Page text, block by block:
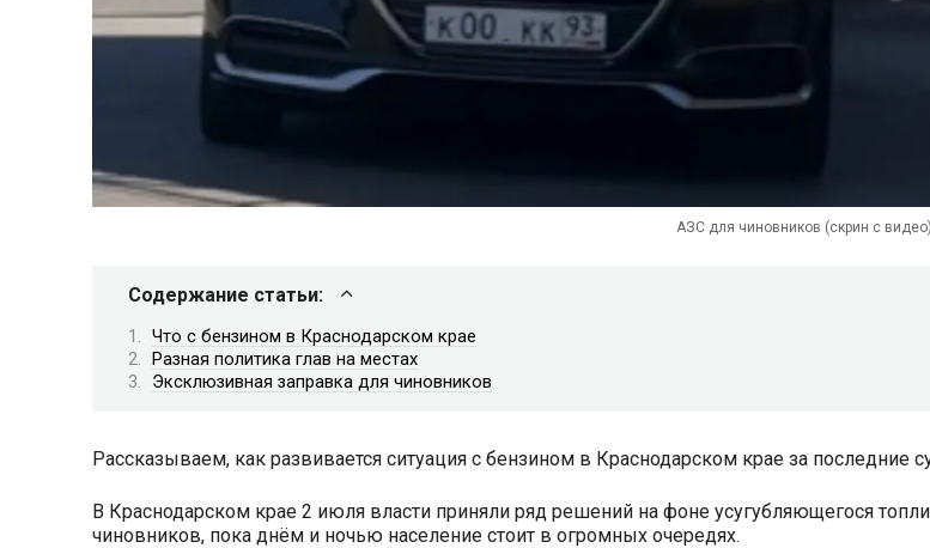
АЗС для чиновников (скрин с видео)
Содержание статьи:
Что с бензином в Краснодарском крае
Разная политика глав на местах
Эксклюзивная заправка для чиновников
Рассказываем, как развивается ситуация с бензином в Краснодарском крае за последние
В Краснодарском крае 2 июля власти приняли ряд решений на фоне усугубляющегося
чиновников, пока днём и ночью население стоит в огромных очередях.